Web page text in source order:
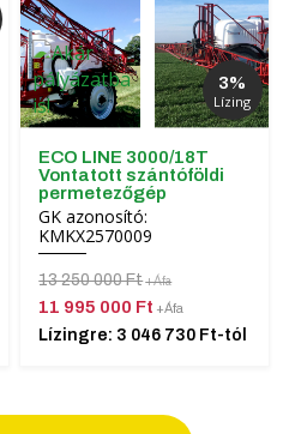
3%
Lízing
ECO LINE 3000/18T
Vontatott szántóföldi
permetezőgép
GK azonosító:
KMKX2570009
13 250 000 Ft+Áfa
11 995 000 Ft +Áfa
Lízingre: 3 046 730 Ft-tól